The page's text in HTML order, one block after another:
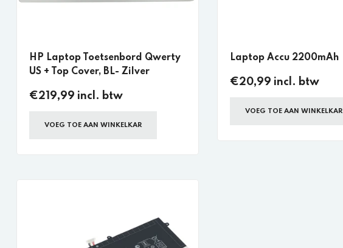
HP Laptop Toetsenbord Qwerty
US + Top Cover, BL- Zilver
€219,99 incl. btw
VOEG TOE AAN WINKELKAR
Laptop Accu 2200mAh
€20,99 incl. btw
VOEG TOE AAN WINKELKAR